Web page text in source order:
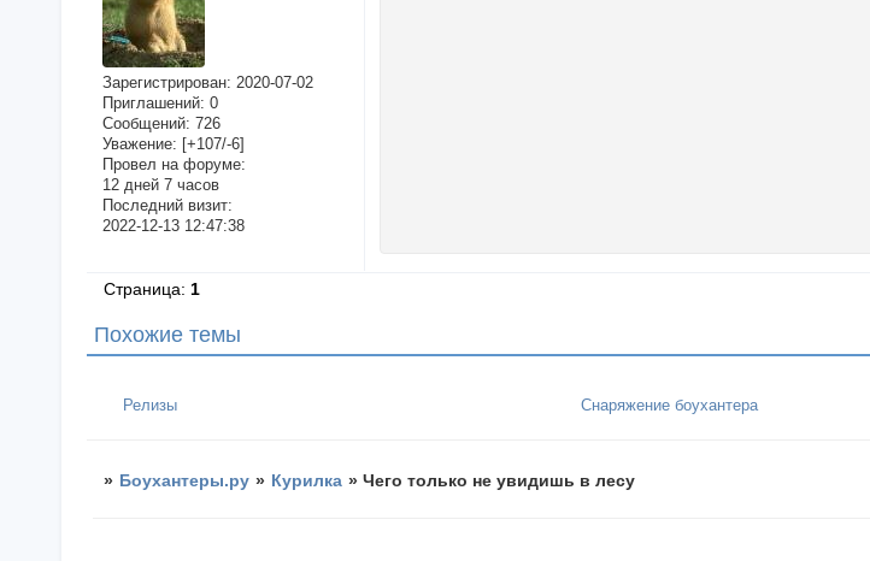
Зарегистрирован: 2020-07-02
Приглашений: 0
Сообщений: 726
Уважение: [+107/-6]
Провел на форуме:
12 дней 7 часов
Последний визит:
2022-12-13 12:47:38
Страница:1
Похожие темы
Релизы Снаряжение боухантера
» Боухантеры.ру » Курилка »Чего только не увидишь в лесу